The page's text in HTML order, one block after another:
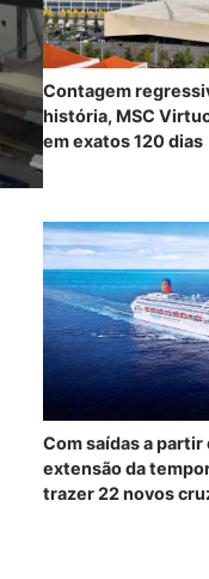
Contagem
história, MSC
em exatos 120 dias
Com saídas a
extensão da
trazer 22 novos